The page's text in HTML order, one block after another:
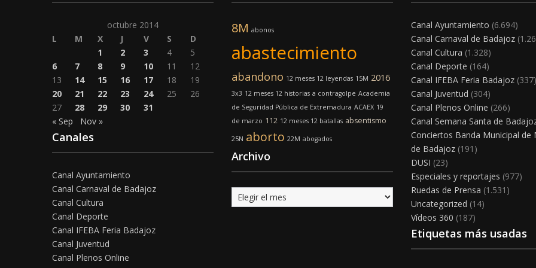
octubre 2014
L
M X J V S
D
1
2 3 4
5
6
7 8 9 10 11
12
13
14 15 16 17 18
19
20
21 22 23 24 25
26
27
28 29 30
31
« Sep
Nov »
Canales
Canal Ayuntamiento
Canal Carnaval de Badajoz
Canal Cultura
Canal Deporte
Canal IFEBA Feria Badajoz
Canal Juventud
Canal Plenos Online
8M abonos
abastecimiento
abandono 12 meses 12 leyendas 15M 2016
3x3 12 meses 12 historias a contragolpe Academia
de Seguridad Pública de Extremadura ACAEX 19
de marzo 112 12 meses 12 batallas absentismo
25N aborto 22M abogados
Archivo
Archivo
Canal Ayuntamiento (6.694)
Canal Carnaval de Badajoz
Canal Cultura (1.328)
Canal Deporte (164)
Canal IFEBA Feria Badajoz (337)
Canal Juventud (304)
Canal Plenos Online (266)
Canal Semana Santa de
Conciertos Banda Municipal de
de Badajoz (191)
DUSI (23)
Especiales y reportajes (977)
Ruedas de Prensa (1.531)
Uncategorized (14)
Vídeos 360 (187)
Etiquetas más usadas